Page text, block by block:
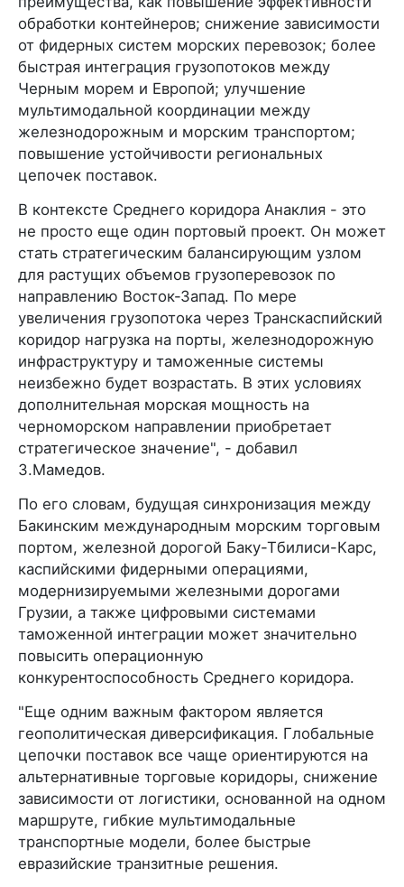
обработки контейнеров; снижение зависимости
от фидерных систем морских перевозок; более
быстрая интеграция грузопотоков между
Черным морем и Европой; улучшение
мультимодальной координации между
железнодорожным и морским транспортом;
повышение устойчивости региональных
цепочек поставок.
В контексте Среднего коридора Анаклия - это
не просто еще один портовый проект. Он может
стать стратегическим балансирующим узлом
для растущих объемов грузоперевозок по
направлению Восток-Запад. По мере
увеличения грузопотока через Транскаспийский
коридор нагрузка на порты, железнодорожную
инфраструктуру и таможенные системы
неизбежно будет возрастать. В этих условиях
дополнительная морская мощность на
черноморском направлении приобретает
стратегическое значение", - добавил
З.Мамедов.
По его словам, будущая синхронизация между
Бакинским международным морским торговым
портом, железной дорогой Баку-Тбилиси-Карс,
каспийскими фидерными операциями,
модернизируемыми железными дорогами
Грузии, а также цифровыми системами
таможенной интеграции может значительно
повысить операционную
конкурентоспособность Среднего коридора.
"Еще одним важным фактором является
геополитическая диверсификация. Глобальные
цепочки поставок все чаще ориентируются на
альтернативные торговые коридоры, снижение
зависимости от логистики, основанной на одном
маршруте, гибкие мультимодальные
транспортные модели, более быстрые
евразийские транзитные решения.